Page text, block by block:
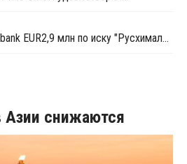
Суд взыскал с Commerzbank EUR2,9 млн по иску "Русхимальянса"
снижаются